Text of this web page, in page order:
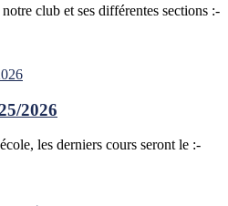
club et ses différentes sections :-
2026
les derniers cours seront le :-